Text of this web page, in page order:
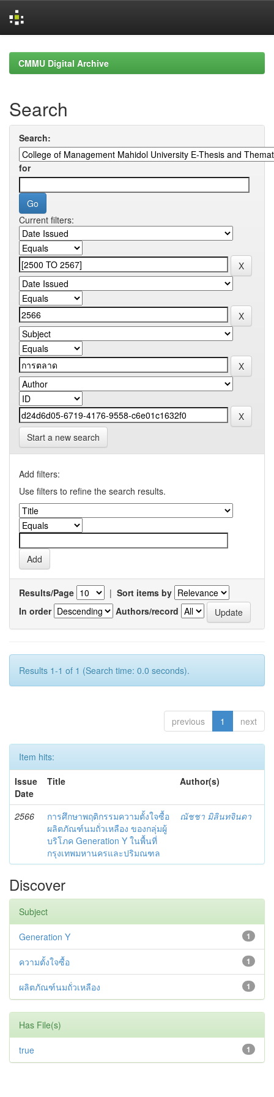
navigationCMMU Digital Archive
Search
Search:
for
Current filters:
Start a new search
Add filters:
Use filters to refine the search results.
Results/Page | Sort items by
In order
Authors/record
Results 1-1 of 1 (Search time: 0.0 seconds).
previous 1 next
Item hits:
Issue
Date
Title Author(s)
2566
การศึกษาพฤติกรรมความตั้งใจซื้อ
ผลิตภัณฑ์นมถั่วเหลือง ของกลุ่มผู้
บริโภค Generation Y ในพื้นที่
กรุงเทพมหานครและปริมณฑล
ณัชชา มิลินทจินดา
Discover
Subject
1
Generation Y
1
ความตั้งใจซื้อ
1
ผลิตภัณฑ์นมถั่วเหลือง
Has File(s)
1
true